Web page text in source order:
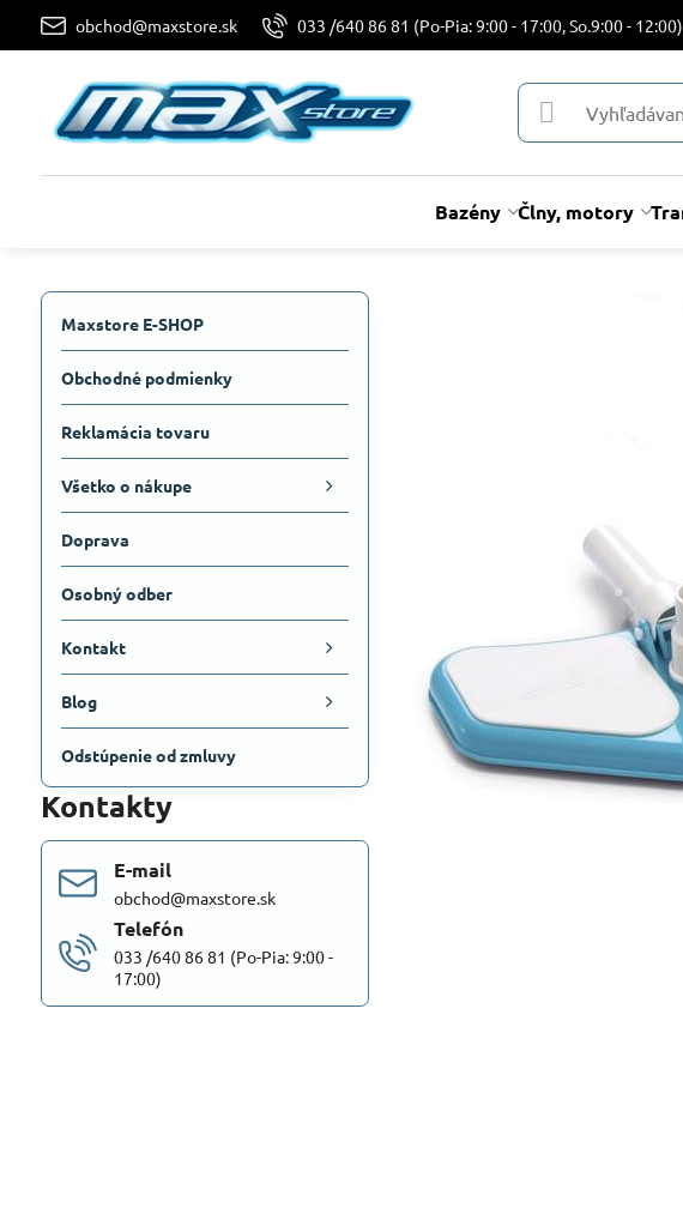
obchod@maxstore.sk 033 /640 86 81 (Po-Pia: 9:00 - 17:00, So.9:00 - 12:00)
Bazény Člny, motory
Maxstore E-SHOP
Obchodné podmienky
Reklamácia tovaru
Všetko o nákupe
Doprava
Osobný odber
Kontakt
Blog
Odstúpenie od zmluvy
Kontakty
E-mail
obchod@maxstore.sk
Telefón
033 /640 86 81 (Po-Pia: 9:00 -
17:00)